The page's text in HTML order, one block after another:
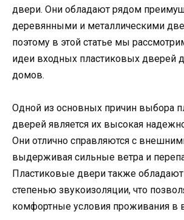
двери. Они обладают рядом
деревянными и металлическими
поэтому в этой статье мы
идеи входных пластиковых дверей
домов.
Одной из основных причин выбора
дверей является их высокая
Они отлично справляются с
выдерживая сильные ветра и
Пластиковые двери также
степенью звукоизоляции, что
комфортные условия проживания в